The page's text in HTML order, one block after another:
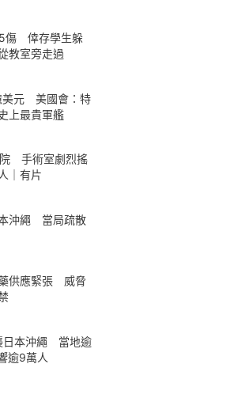
傷 倖存學生躲
教室旁走過
美元 美國會：特
上最貴軍艦
院 手術室劇烈搖
｜有片
沖繩 當局疏散
供應緊張 威脅
日本沖繩 當地逾
逾9萬人